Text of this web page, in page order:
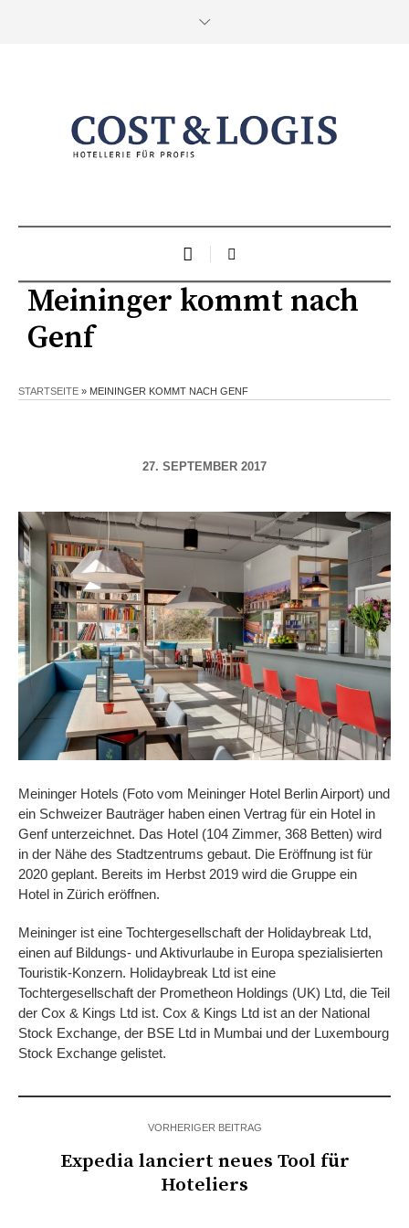
Meininger kommt nach
Genf
STARTSEITE » MEININGER KOMMT NACH GENF
27. SEPTEMBER 2017
Meininger Hotels (Foto vom Meininger Hotel Berlin Airport) und
ein Schweizer Bauträger haben einen Vertrag für ein Hotel in
Genf unterzeichnet. Das Hotel (104 Zimmer, 368 Betten) wird
in der Nähe des Stadtzentrums gebaut. Die Eröffnung ist für
2020 geplant. Bereits im Herbst 2019 wird die Gruppe ein
Hotel in Zürich eröffnen.
Meininger ist eine Tochtergesellschaft der Holidaybreak Ltd,
einen auf Bildungs- und Aktivurlaube in Europa spezialisierten
Touristik-Konzern. Holidaybreak Ltd ist eine
Tochtergesellschaft der Prometheon Holdings (UK) Ltd, die Teil
der Cox & Kings Ltd ist. Cox & Kings Ltd ist an der National
Stock Exchange, der BSE Ltd in Mumbai und der Luxembourg
Stock Exchange gelistet.
VORHERIGER BEITRAG
Expedia lanciert neues Tool für
Hoteliers